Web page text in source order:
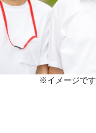
※イメージです